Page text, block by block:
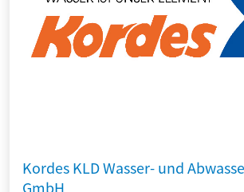
Kordes KLD Wasser- und
GmbH